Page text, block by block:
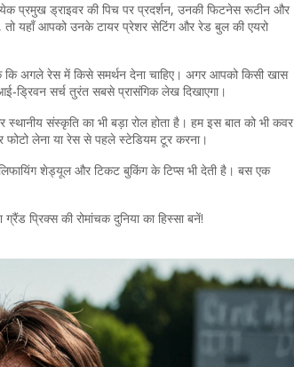
प्रमुख ड्राइवर की पिच पर प्रदर्शन, उनकी फिटनेस रूटीन और
यहाँ आपको उनके टायर प्रेशर सेटिंग और रेड बुल की एयरो
अगले रेस में किसे समर्थन देना चाहिए। अगर आपको किसी खास
सर्च तुरंत सबसे प्रासंगिक लेख दिखाएगा।
संस्कृति का भी बड़ा रोल होता है। हम इस बात को भी कवर
लेना या रेस से पहले स्टेडियम टूर करना।
शेड्यूल और टिकट बुकिंग के टिप्स भी देती है। बस एक
प्रिक्स की रोमांचक दुनिया का हिस्सा बनें!